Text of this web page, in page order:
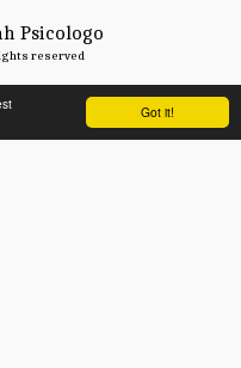
Got it!
Psicologo
reserved